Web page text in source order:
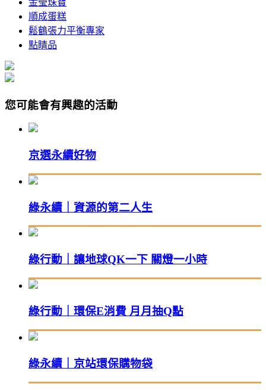
金瑩珠寶
順成蛋糕
鬆鶴張力平衡專家
點睛品
您可能會有興趣的活動
京選永續好物
綠永續｜資源的第二人生
綠行動｜讓地球QK一下 關燈一小時
綠行動｜環保E消費 月月抽Q點
綠永續｜京站環保購物袋